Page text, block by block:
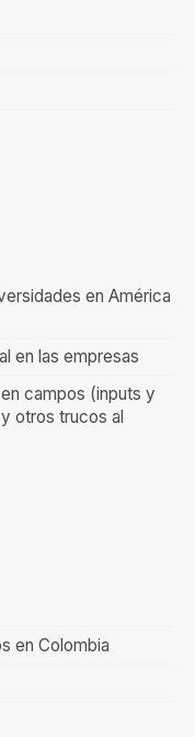
en América
en las empresas
campos (inputs y
otros trucos al
en Colombia